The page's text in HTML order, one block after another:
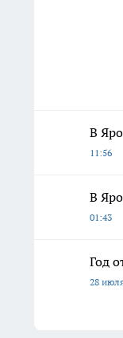
В
11:56
В
01:43
Год
28